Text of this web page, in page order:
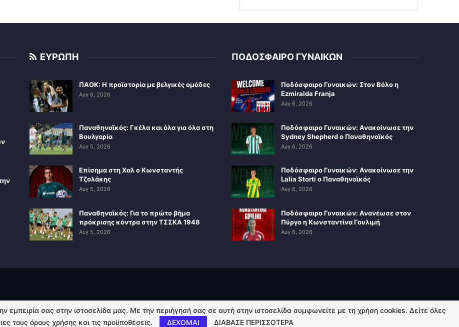
ΕΥΡΩΠΗ
ΠΑΟΚ: Η προϊστορία με βελγικές ομάδες
Αυγ 6, 2026
Παναθηναϊκός: Γκέλα και όλα για όλα στη
Βουλγαρία
Αυγ 5, 2026
Επίσημα στη Χαλ ο Κωνσταντής
Τζολάκης
Αυγ 5, 2026
Παναθηναϊκός: Για το πρώτο βήμα
πρόκρισης κόντρα στην ΤΣΣΚΑ 1948
Αυγ 5, 2026
ΠΟΔΟΣΦΑΙΡΟ ΓΥΝΑΙΚΩΝ
Ποδόσφαιρο Γυναικών: Στον Βόλο η
Ezmiralda Franja
Αυγ 6, 2026
Ποδόσφαιρο Γυναικών: Ανακοίνωσε την
Sydney Shepherd ο Παναθηναϊκός
Αυγ 6, 2026
Ποδόσφαιρο Γυναικών: Ανακοίνωσε την
Lalia Storti ο Παναθηναϊκός
Αυγ 6, 2026
Ποδόσφαιρο Γυναικών: Ανανέωσε στον
Πύργο η Κωνσταντίνα Γουλιμή
Αυγ 6, 2026
εμπειρία σας στην ιστοσελίδα μας. Με την περιήγησή σας σε αυτή στην ιστοσελίδα συμφωνείτε με τη χρήση cookies. Δείτε όλες
τους όρους χρήσης και τις προϋποθέσεις.
ΔΕΧΟΜΑΙ ΔΙΑΒΑΣΕ ΠΕΡΙΣΣΟΤΕΡΑ